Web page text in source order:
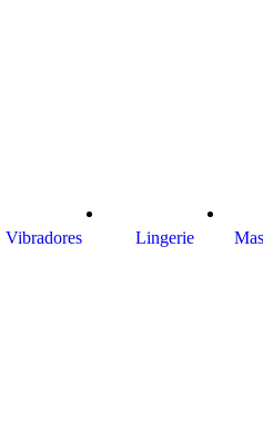
Vibradores Lingerie